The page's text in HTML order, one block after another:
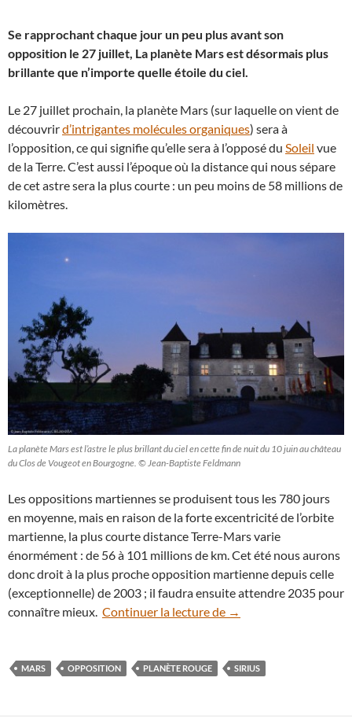
Se rapprochant chaque jour un peu plus avant son
opposition le 27 juillet, La planète Mars est désormais plus
brillante que n’importe quelle étoile du ciel.
Le 27 juillet prochain, la planète Mars (sur laquelle on vient de
découvrird’intrigantes molécules organiques) sera à
l’opposition, ce qui signifie qu’elle sera à l’opposé du Soleil vue
de la Terre. C’est aussi l’époque où la distance qui nous sépare
de cet astre sera la plus courte : un peu moins de 58 millions de
kilomètres.
La planète Mars est l’astre le plus brillant du ciel en cette fin de nuit du 10 juin au château
du Clos de Vougeot en Bourgogne. © Jean-Baptiste Feldmann
Les oppositions martiennes se produisent tous les 780 jours
en moyenne, mais en raison de la forte excentricité de l’orbite
martienne, la plus courte distance Terre-Mars varie
énormément : de 56 à 101 millions de km. Cet été nous aurons
donc droit à la plus proche opposition martienne depuis celle
(exceptionnelle) de 2003 ; il faudra ensuite attendre 2035 pour
connaître mieux. Continuer la lecture de Plus brillante que les
→
MARS OPPOSITION PLANÈTE ROUGE SIRIUS